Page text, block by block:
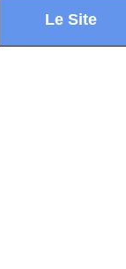
Le Site